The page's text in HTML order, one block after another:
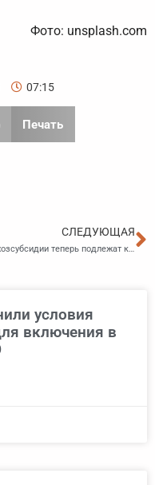
Фото: unsplash.com
07:15
Печать
СЛЕДУЮЩАЯ
Сельхозсубсидии теперь подлежат казначейскому сопровождению
условия
включения в